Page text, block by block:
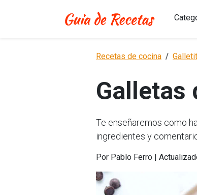
Recetas de cocina
Galletas
Te enseñaremos como
ingredientes y
Por Pablo Ferro |